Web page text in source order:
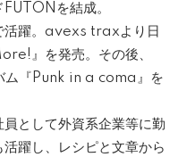
を結成。
活躍。avexs traxより日
』を発売。その後、
『Punk in a coma』を
として外資系企業等に勤
躍し、レシピと文章から